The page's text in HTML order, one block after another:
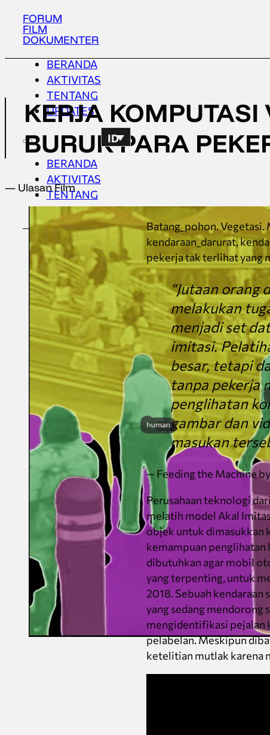
FORUM
FILM
DOKUMENTER
BERANDA
AKTIVITAS
TENTANG
UPDATES
BERANDA
AKTIVITAS
TENTANG
UPDATES
ID
KERJA
BURUK PARA
— Ulasan Film
Batang_pohon. Vegetasi.
kendaraan_darurat,
pekerja tak terlihat yang
“Jutaan orang
melakukan
menjadi set
imitasi.
besar, tetapi
tanpa pekerja
penglihatan
gambar dan
masukan
— Feeding the Machine
Perusahaan teknologi
melatih model Akal
objek untuk dimasukkan
kemampuan penglihatan
dibutuhkan agar mobil
yang terpenting, untuk
2018. Sebuah
yang sedang mendorong
mengidentifikasi pejalan
pelabelan. Meskipun
ketelitian mutlak karena